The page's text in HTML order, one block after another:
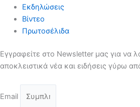
Εκδηλώσεις
Βίντεο
Πρωτοσέλιδα
Εγγραφείτε στο Newsletter μας για να
αποκλειστικά νέα και ειδήσεις γύρω
Email